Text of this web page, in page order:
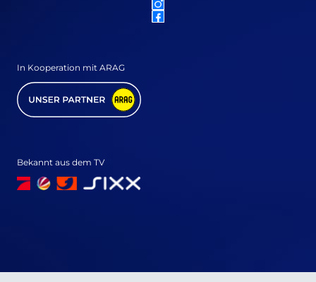
In Kooperation mit ARAG
Bekannt aus dem TV